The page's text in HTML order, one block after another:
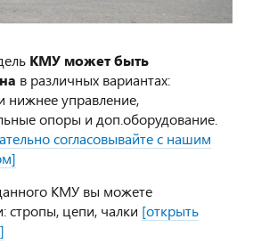
КМУ может быть
в различных вариантах:
нижнее управление,
опоры и доп.оборудование.
согласовывайте с нашим
КМУ вы можете
стропы, цепи, чалки [открыть